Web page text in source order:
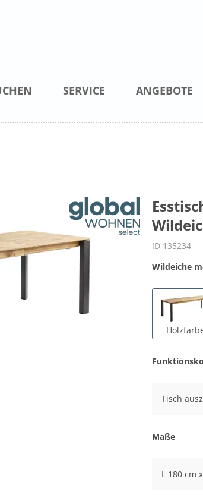
SERVICE ANGEBOTE
ID 135234
Wildeiche
Tisch
Maße
L 180 cm